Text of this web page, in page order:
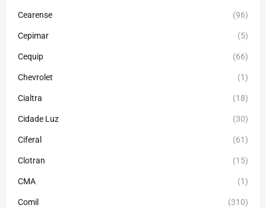
Cearense (96)
Cepimar (5)
Cequip (66)
Chevrolet (1)
Cialtra (18)
Cidade Luz (30)
Ciferal (61)
Clotran (15)
CMA (1)
Comil (310)